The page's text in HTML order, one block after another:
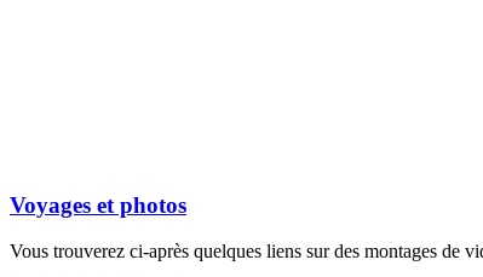
Voyages et photos
Vous trouverez ci-après quelques liens sur des montages de